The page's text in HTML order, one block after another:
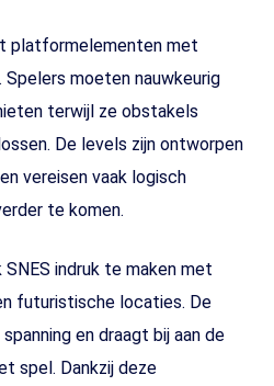
platformelementen met
moeten nauwkeurig
terwijl ze obstakels
De levels zijn ontworpen
vereisen vaak logisch
te komen.
indruk te maken met
futuristische locaties. De
en draagt bij aan de
spel. Dankzij deze